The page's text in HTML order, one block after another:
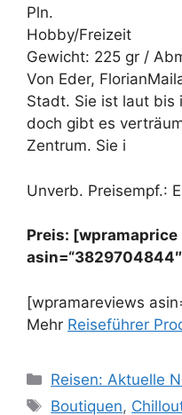
Pln.
Hobby/Freizeit
Gewicht: 225 gr /
Von Eder,
Stadt. Sie ist laut bis
doch gibt es
Zentrum. Sie i
Unverb. Preisempf.:
Preis: [wpramaprice
[wpramareviews
Mehr Reiseführer
Kategorien
Reisen: Aktuelle
Schlagwörter
Boutiquen,